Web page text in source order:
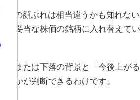
」の顔ぶれは相当違うかも知れない
は妥当な株価の銘柄に入れ替えてい
昇または下落の背景と「今後上がる
うかが判断できるわけです。